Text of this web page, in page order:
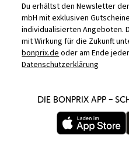
Du erhältst den Newsletter
mbH mit exklusiven
individualisierten Angeboten.
mit Wirkung für die Zukunft
bonprix.deoder am Ende
Datenschutzerklärung
DIE BONPRIX APP –